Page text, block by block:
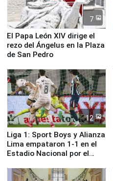
7
El Papa León XIV dirige el
rezo del Ángelus en la Plaza
de San Pedro
12
Liga 1: Sport Boys y Alianza
Lima empataron 1-1 en el
Estadio Nacional por el